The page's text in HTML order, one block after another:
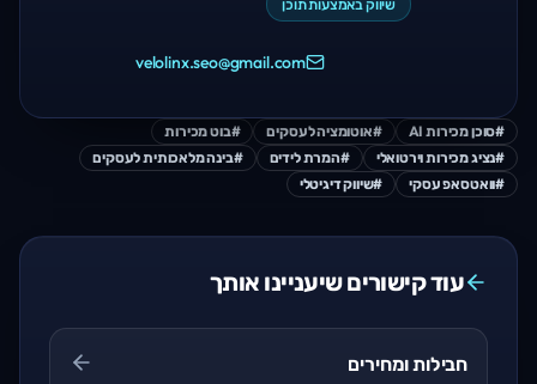
שיווק באמצעות תוכן
velolinx.seo@gmail.com
#סוכן מכירות AI #אוטומציה לעסקים #בוט מכירות
#נציג מכירות וירטואלי #המרת לידים #בינה מלאכותית לעסקים
#וואטסאפ עסקי #שיווק דיגיטלי
עוד קישורים שיעניינו אותך
חבילות ומחירים